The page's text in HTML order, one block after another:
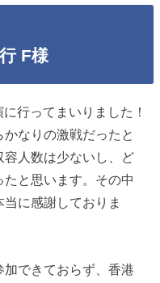
F様
行ってまいりました！
なりの激戦だったと
人数は少ないし、ど
と思います。その中
に感謝しておりま
できておらず、香港